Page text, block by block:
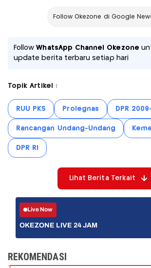
Follow Okezone di Google
FollowWhatsApp Channel Okezone
update berita terbaru setiap hari
Topik Artikel :
RUU PKS Prolegnas DPR
Rancangan Undang-Undang
DPR RI
Lihat Berita Terkait
Live Now
OKEZONE LIVE 24 JAM